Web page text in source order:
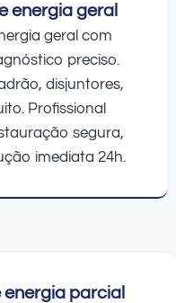
energia geral
geral com
preciso.
disjuntores,
Profissional
segura,
imediata 24h.
parcial